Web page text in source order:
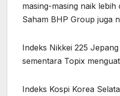
masing-masing naik lebih
Saham BHP Group juga
Indeks Nikkei 225
sementara Topix
Indeks Kospi Korea